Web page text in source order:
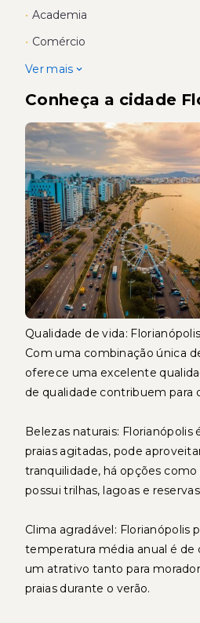
• Academia
• Comércio
Ver mais
Conheça a cidade
Qualidade de vida:
Com uma combinação única
oferece uma excelente
de qualidade contribuem para
Belezas naturais:
praias agitadas, pode
tranquilidade, há opções
possui trilhas, lagoas e
Clima agradável:
temperatura média anual é de
um atrativo tanto para
praias durante o verão.